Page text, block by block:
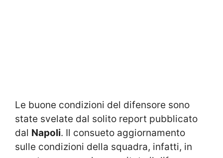
Le buone condizioni del difensore sono
state svelate dal solito report pubblicato
dal Napoli. Il consueto aggiornamento
sulle condizioni della squadra, infatti, in